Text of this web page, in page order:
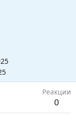
Реакции
0